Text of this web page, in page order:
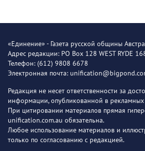
«Единение» - Газета русской общины
Адрес редакции: PO Box 128 WEST RYDE
Телефон: (612) 9808 6678
Электронная почта:
Редакция не несет ответственности за
информации, опубликованной в рекламных
При цитировании материалов прямая
unification.com.au обязательна.
Любое использование материалов и
только по согласованию с редакцией.